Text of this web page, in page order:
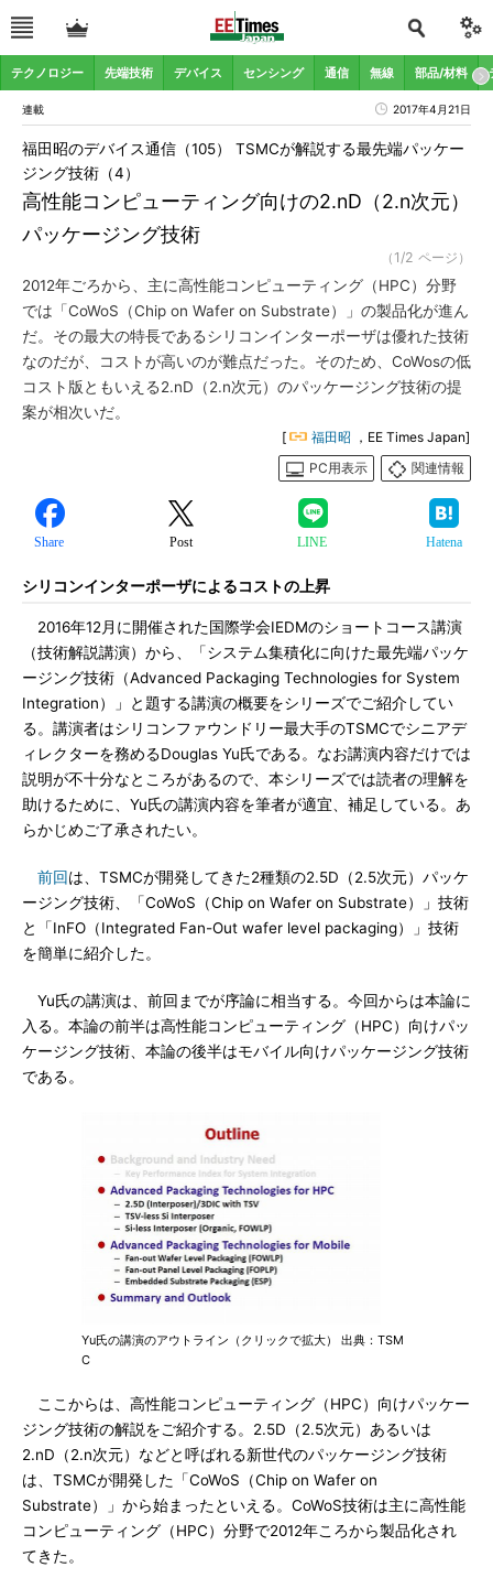
テクノロジー 先端技術 デバイス センシング 通信 無線 部品/材料
連載 2017年4月21日
高性能コンピューティング向けの2.nD（2.n次元）
パッケージング技術
福田昭のデバイス通信（105） TSMCが解説する最先端パッケー
ジング技術（4）
（1/2 ページ）
2012年ごろから、主に高性能コンピューティング（HPC）分野
では「CoWoS（Chip on Wafer on Substrate）」の製品化が進ん
だ。その最大の特長であるシリコンインターポーザは優れた技術
なのだが、コストが高いのが難点だった。そのため、CoWosの低
コスト版ともいえる2.nD（2.n次元）のパッケージング技術の提
案が相次いだ。
[ 福田昭 ，EE Times Japan]
PC用表示
関連情報
Share Post LINE Hatena
シリコンインターポーザによるコストの上昇
2016年12月に開催された国際学会IEDMのショートコース講演
（技術解説講演）から、「システム集積化に向けた最先端パッケ
ージング技術（Advanced Packaging Technologies for System
Integration）」と題する講演の概要をシリーズでご紹介してい
る。講演者はシリコンファウンドリー最大手のTSMCでシニアデ
ィレクターを務めるDouglas Yu氏である。なお講演内容だけでは
説明が不十分なところがあるので、本シリーズでは読者の理解を
助けるために、Yu氏の講演内容を筆者が適宜、補足している。あ
らかじめご了承されたい。
前回は、TSMCが開発してきた2種類の2.5D（2.5次元）パッケ
ージング技術、「CoWoS（Chip on Wafer on Substrate）」技術
と「InFO（Integrated Fan-Out wafer level packaging）」技術
を簡単に紹介した。
Yu氏の講演は、前回までが序論に相当する。今回からは本論に
入る。本論の前半は高性能コンピューティング（HPC）向けパッ
ケージング技術、本論の後半はモバイル向けパッケージング技術
である。
Yu氏の講演のアウトライン（クリックで拡大） 出典：TSM
C
ここからは、高性能コンピューティング（HPC）向けパッケー
ジング技術の解説をご紹介する。2.5D（2.5次元）あるいは
2.nD（2.n次元）などと呼ばれる新世代のパッケージング技術
は、TSMCが開発した「CoWoS（Chip on Wafer on
Substrate）」から始まったといえる。CoWoS技術は主に高性能
コンピューティング（HPC）分野で2012年ころから製品化され
てきた。